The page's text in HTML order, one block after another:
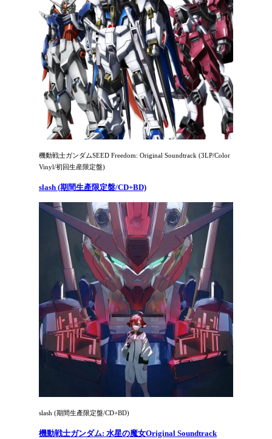
機動戦士ガンダムSEED Freedom: Original Soundtrack (3LP/Color
Vinyl/初回生産限定盤)
slash (期間生產限定盤/CD+BD)
slash (期間生產限定盤/CD+BD)
機動戦士ガンダム: 水星の魔女Original Soundtrack